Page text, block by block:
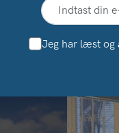
Jeg har læst og